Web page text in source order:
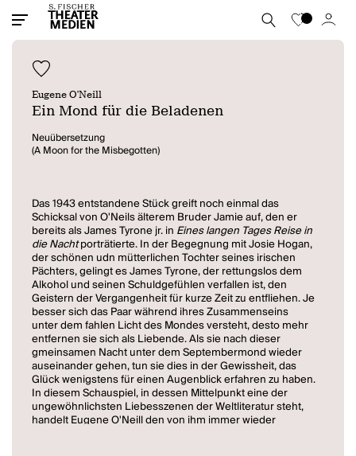
Eugene O'Neill
Ein Mond für die Beladenen
Neuübersetzung
(A Moon for the Misbegotten)
Das 1943 entstandene Stück greift noch einmal das
Schicksal von O'Neils älterem Bruder Jamie auf, den er
bereits als James Tyrone jr. in Eines langen Tages Reise in
die Nachtporträtierte. In der Begegnung mit Josie Hogan,
der schönen udn mütterlichen Tochter seines irischen
Pächters, gelingt es James Tyrone, der rettungslos dem
Alkohol und seinen Schuldgefühlen verfallen ist, den
Geistern der Vergangenheit für kurze Zeit zu entfliehen. Je
besser sich das Paar während ihres Zusammenseins
unter dem fahlen Licht des Mondes versteht, desto mehr
entfernen sie sich als Liebende. Als sie nach dieser
gmeinsamen Nacht unter dem Septembermond wieder
auseinander gehen, tun sie dies in der Gewissheit, das
Glück wenigstens für einen Augenblick erfahren zu haben.
In diesem Schauspiel, in dessen Mittelpunkt eine der
ungewöhnlichsten Liebesszenen der Weltliteratur steht,
handelt Eugene O'Neill den von ihm immer wieder